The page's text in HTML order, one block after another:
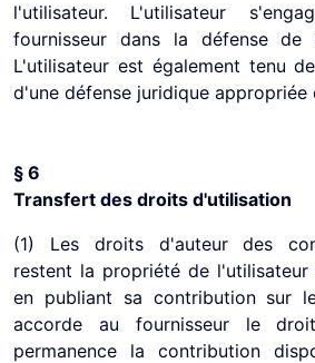
l'utilisateur. L'utilisateur
fournisseur dans la défense de
L'utilisateur est également tenu
d'une défense juridique appropriée
§ 6
Transfert des droits d'utilisation
(1) Les droits d'auteur des
restent la propriété de l'utilisateur
en publiant sa contribution sur
accorde au fournisseur le
permanence la contribution